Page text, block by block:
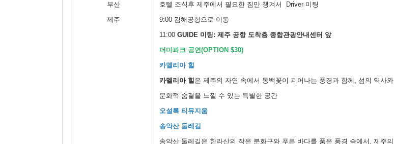
부산
제주
호텔 조식후 제주에서 필요한 짐만 챙겨서 Driver 미팅
9:00 김해공항으로 이동
11:00 GUIDE 미팅: 제주 공항 도착층 종합관광안내센터 앞
더마파크 공연(OPTION $30)
카멜리아 힐
카멜리아 힐 은 제주의 자연 속에서 동백꽃이 피어나는 풍경과 함께, 섬의 역사와
문화적 숨결을 느낄 수 있는 특별한 공간
오설록 티뮤지움
송악산 둘레길
송악산 둘레길은 한라산의 작은 분화구와 푸른 바다를 품은 풍경 속에서, 제주의